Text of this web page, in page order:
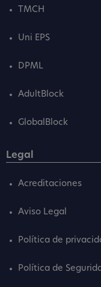
TMCH
Uni EPS
DPML
AdultBlock
GlobalBlock
Legal
Acreditaciones
Aviso Legal
Política de
Política de